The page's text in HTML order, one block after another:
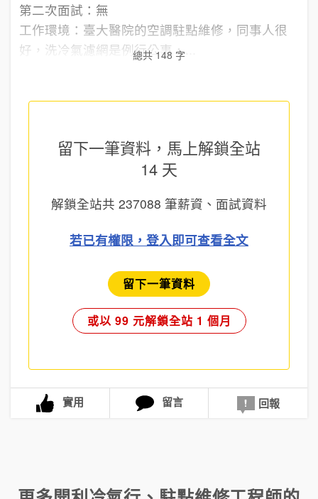
第二次面試：無
工作環境：臺大醫院的空調駐點維修，同事人很
好，洗冷氣濾網是例行公事，...
總共 148 字
留下一筆資料，馬上解鎖全站
14 天
解鎖全站共 237088 筆薪資、面試資料
若已有權限，登入即可查看全文
留下一筆資料
或以 99 元解鎖全站 1 個月
實用 留言 回報